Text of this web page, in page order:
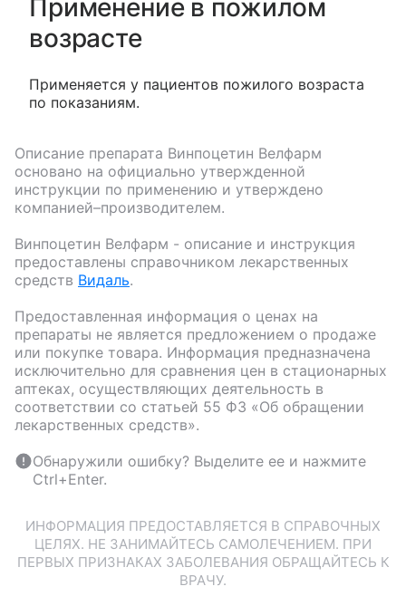
Применение в пожилом
возрасте
Применяется у пациентов пожилого возраста
по показаниям.
Описание препарата Винпоцетин Велфарм
основано на официально утвержденной
инструкции по применению и утверждено
компанией–производителем.
Винпоцетин Велфарм - описание и инструкция
предоставлены справочником лекарственных
средств Видаль.
Предоставленная информация о ценах на
препараты не является предложением о продаже
или покупке товара. Информация предназначена
исключительно для сравнения цен в стационарных
аптеках, осуществляющих деятельность в
соответствии со статьей 55 ФЗ «Об обращении
лекарственных средств».
Обнаружили ошибку? Выделите ее и нажмите
Ctrl+Enter.
ИНФОРМАЦИЯ ПРЕДОСТАВЛЯЕТСЯ В СПРАВОЧНЫХ
ЦЕЛЯХ. НЕ ЗАНИМАЙТЕСЬ САМОЛЕЧЕНИЕМ. ПРИ
ПЕРВЫХ ПРИЗНАКАХ ЗАБОЛЕВАНИЯ ОБРАЩАЙТЕСЬ К
ВРАЧУ.